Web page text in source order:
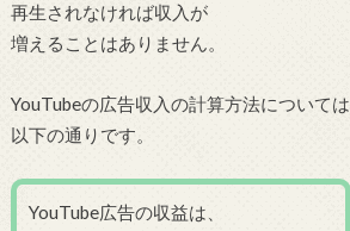
再生されなければ収入が
増えることはありません。
YouTubeの広告収入の計算方法については
以下の通りです。
YouTube広告の収益は、